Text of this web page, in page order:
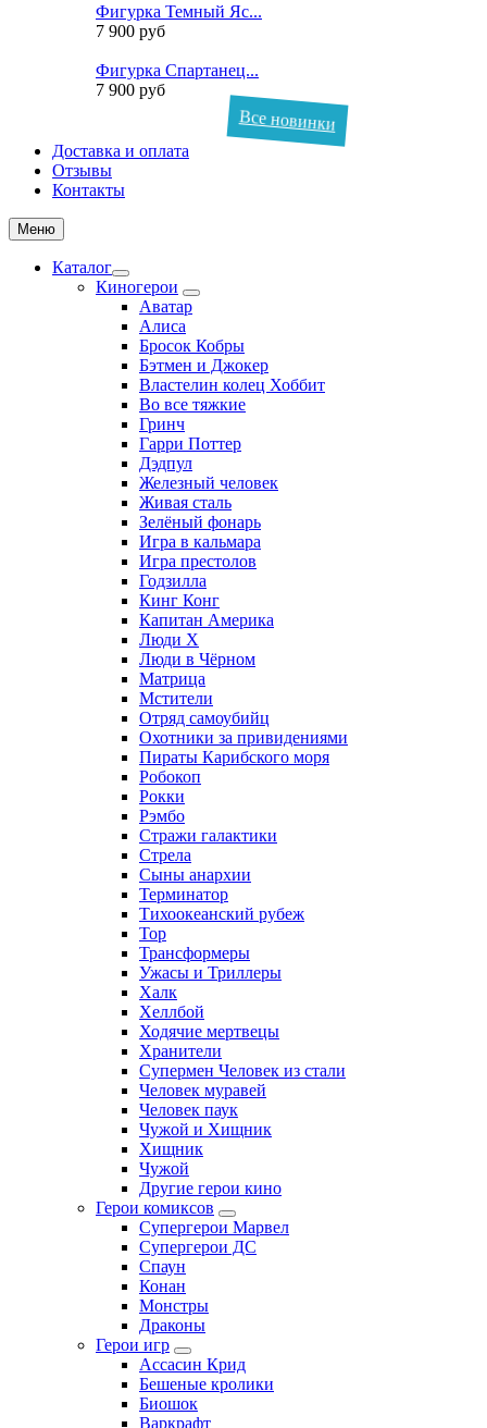
Фигурка Темный Яс...
7 900 руб
Фигурка Спартанец...
7 900 руб
Все новинки
Доставка и оплата
Отзывы
Контакты
Меню
Каталог
Киногерои
Аватар
Алиса
Бросок Кобры
Бэтмен и Джокер
Властелин колец Хоббит
Во все тяжкие
Гринч
Гарри Поттер
Дэдпул
Железный человек
Живая сталь
Зелёный фонарь
Игра в кальмара
Игра престолов
Годзилла
Кинг Конг
Капитан Америка
Люди X
Люди в Чёрном
Матрица
Мстители
Отряд самоубийц
Охотники за привидениями
Пираты Карибского моря
Робокоп
Рокки
Рэмбо
Стражи галактики
Стрела
Сыны анархии
Терминатор
Тихоокеанский рубеж
Тор
Трансформеры
Ужасы и Триллеры
Халк
Хеллбой
Ходячие мертвецы
Хранители
Супермен Человек из стали
Человек муравей
Человек паук
Чужой и Хищник
Хищник
Чужой
Другие герои кино
Герои комиксов
Супергерои Марвел
Супергерои ДС
Спаун
Конан
Монстры
Драконы
Герои игр
Ассасин Крид
Бешеные кролики
Биошок
Варкрафт